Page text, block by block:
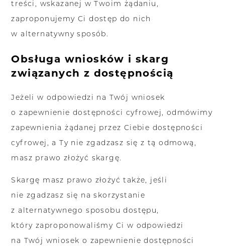
treści, wskazanej w Twoim żądaniu,
zaproponujemy Ci dostęp do nich
w alternatywny sposób.
Obsługa wniosków i skarg
związanych z dostępnością
Jeżeli w odpowiedzi na Twój wniosek
o zapewnienie dostępności cyfrowej, odmówimy
zapewnienia żądanej przez Ciebie dostępności
cyfrowej, a Ty nie zgadzasz się z tą odmową,
masz prawo złożyć skargę.
Skargę masz prawo złożyć także, jeśli
nie zgadzasz się na skorzystanie
z alternatywnego sposobu dostępu,
który zaproponowaliśmy Ci w odpowiedzi
na Twój wniosek o zapewnienie dostępności